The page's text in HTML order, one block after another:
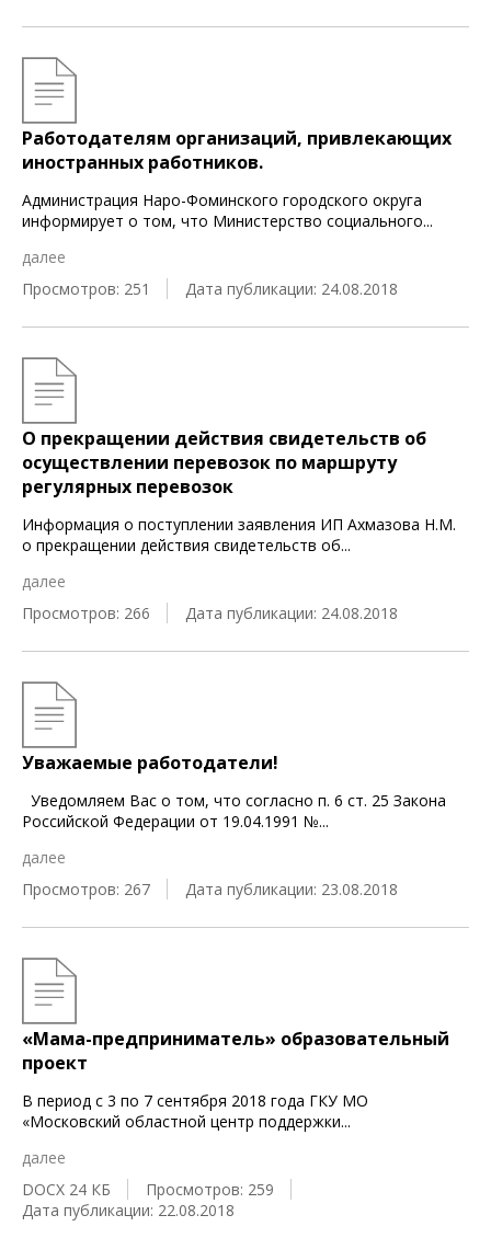
Работодателям организаций, привлекающих
иностранных работников.
Администрация Наро-Фоминского городского округа
информирует о том, что Министерство социального...
далее
Просмотров: 251
Дата публикации: 24.08.2018
О прекращении действия свидетельств об
осуществлении перевозок по маршруту
регулярных перевозок
Информация о поступлении заявления ИП Ахмазова Н.М.
о прекращении действия свидетельств об...
далее
Просмотров: 266
Дата публикации: 24.08.2018
Уважаемые работодатели!
Уведомляем Вас о том, что согласно п. 6 ст. 25 Закона
Российской Федерации от 19.04.1991 №...
далее
Просмотров: 267
Дата публикации: 23.08.2018
«Мама-предприниматель» образовательный
проект
В период с 3 по 7 сентября 2018 года ГКУ МО
«Московский областной центр поддержки...
далее
DOCX 24 КБ
Просмотров: 259
Дата публикации: 22.08.2018